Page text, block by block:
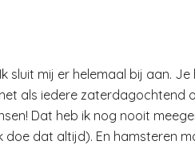
sluit mij er helemaal bij aan.
als iedere zaterdagochtend
Dat heb ik nog nooit
dat altijd). En hamsteren